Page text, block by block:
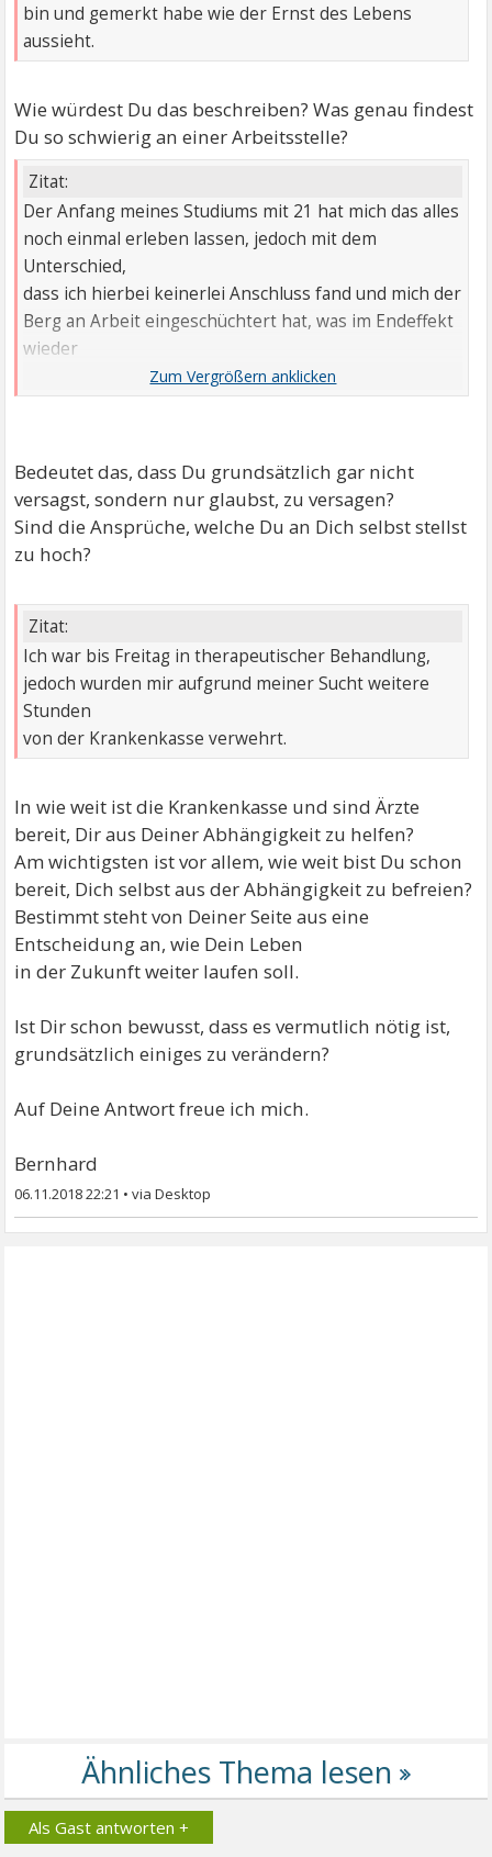
bin und gemerkt habe wie der Ernst des Lebens
aussieht.
Wie würdest Du das beschreiben? Was genau findest
Du so schwierig an einer Arbeitsstelle?
Zitat:
Der Anfang meines Studiums mit 21 hat mich das alles
noch einmal erleben lassen, jedoch mit dem
Unterschied,
dass ich hierbei keinerlei Anschluss fand und mich der
Berg an Arbeit eingeschüchtert hat, was im Endeffekt
wieder
mit dem Versager-Denken seinen Abschluss fand.
Bedeutet das, dass Du grundsätzlich gar nicht
versagst, sondern nur glaubst, zu versagen?
Sind die Ansprüche, welche Du an Dich selbst stellst
zu hoch?
Zitat:
Ich war bis Freitag in therapeutischer Behandlung,
jedoch wurden mir aufgrund meiner Sucht weitere
Stunden
von der Krankenkasse verwehrt.
In wie weit ist die Krankenkasse und sind Ärzte
bereit, Dir aus Deiner Abhängigkeit zu helfen?
Am wichtigsten ist vor allem, wie weit bist Du schon
bereit, Dich selbst aus der Abhängigkeit zu befreien?
Bestimmt steht von Deiner Seite aus eine
Entscheidung an, wie Dein Leben
in der Zukunft weiter laufen soll.
Ist Dir schon bewusst, dass es vermutlich nötig ist,
grundsätzlich einiges zu verändern?
Auf Deine Antwort freue ich mich.
Bernhard
06.11.2018 22:21 •
Als Gast antworten +